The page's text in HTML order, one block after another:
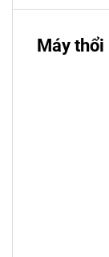
Máy thổi